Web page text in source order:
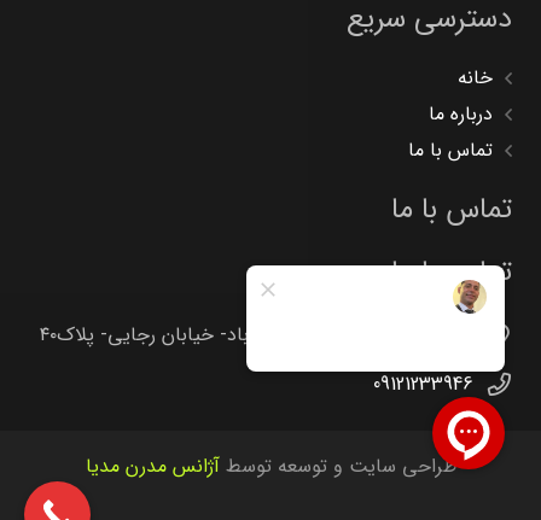
دسترسی سریع
خانه
درباره ما
تماس با ما
تماس با ما
تماس با ما
تهران -جاده خاوران -خاتون آباد- خیابان رجایی- پلاک۴۰
09121233946
طراحی سایت و توسعه توسطآژانس مدرن مدیا